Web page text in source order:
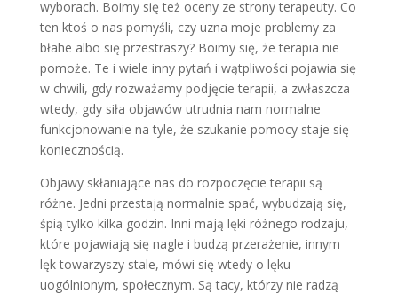
wyborach. Boimy się też oceny ze strony terapeuty. Co
ten ktoś o nas pomyśli, czy uzna moje problemy za
błahe albo się przestraszy? Boimy się, że terapia nie
pomoże. Te i wiele inny pytań i wątpliwości pojawia się
w chwili, gdy rozważamy podjęcie terapii, a zwłaszcza
wtedy, gdy siła objawów utrudnia nam normalne
funkcjonowanie na tyle, że szukanie pomocy staje się
koniecznością.
Objawy skłaniające nas do rozpoczęcie terapii są
różne. Jedni przestają normalnie spać, wybudzają się,
śpią tylko kilka godzin. Inni mają lęki różnego rodzaju,
które pojawiają się nagle i budzą przerażenie, innym
lęk towarzyszy stale, mówi się wtedy o lęku
uogólnionym, społecznym. Są tacy, którzy nie radzą